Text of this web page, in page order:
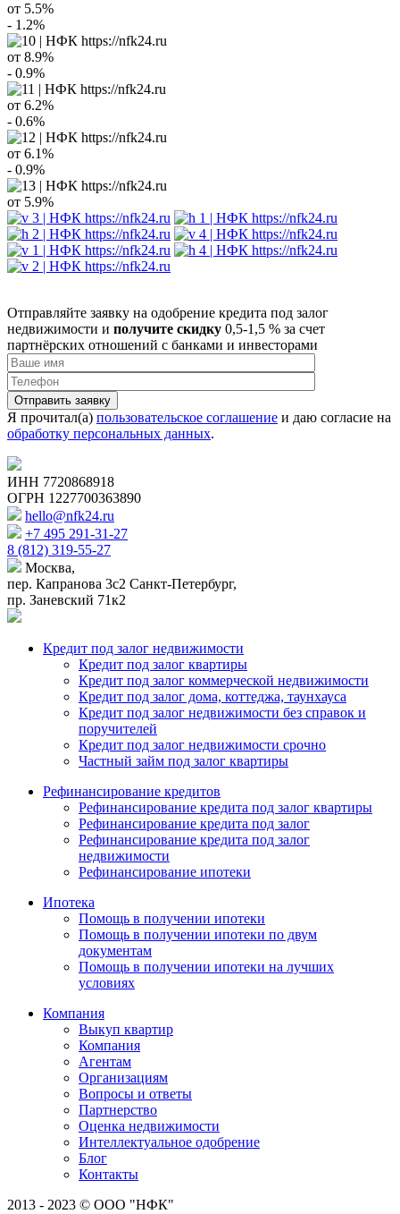
от 5.5%
- 1.2%
от 8.9%
- 0.9%
от 6.2%
- 0.6%
от 6.1%
- 0.9%
от 5.9%
Отправляйте заявку на одобрение кредита под залог
недвижимости и получите скидку 0,5-1,5 % за счет
партнёрских отношений с банками и инвесторами
Я прочитал(а) пользовательское соглашение и даю согласие на
обработку персональных данных.
ИНН 7720868918
ОГРН 1227700363890
hello@nfk24.ru
+7 495 291-31-27
8 (812) 319-55-27
Москва,
пер. Капранова 3с2 Санкт-Петербург,
пр. Заневский 71к2
Кредит под залог недвижимости
Кредит под залог квартиры
Кредит под залог коммерческой недвижимости
Кредит под залог дома, коттеджа, таунхауса
Кредит под залог недвижимости без справок и
поручителей
Кредит под залог недвижимости срочно
Частный займ под залог квартиры
Рефинансирование кредитов
Рефинансирование кредита под залог квартиры
Рефинансирование кредита под залог
Рефинансирование кредита под залог
недвижимости
Рефинансирование ипотеки
Ипотека
Помощь в получении ипотеки
Помощь в получении ипотеки по двум
документам
Помощь в получении ипотеки на лучших
условиях
Компания
Выкуп квартир
Компания
Агентам
Организациям
Вопросы и ответы
Партнерство
Оценка недвижимости
Интеллектуальное одобрение
Блог
Контакты
2013 - 2023 © ООО "НФК"